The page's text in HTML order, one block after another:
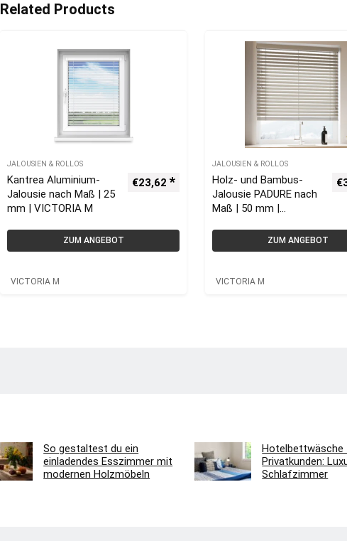
Related Products
JALOUSIEN & ROLLOS
Kantrea Aluminium-
Jalousie nach Maß | 25
mm | VICTORIA M
€23,62
ZUM ANGEBOT
VICTORIA M
JALOUSIEN & ROLLOS
Holz- und Bambus-
Jalousie PADURE nach
Maß | 50 mm |
€
ZUM ANGEBOT
VICTORIA M
So gestaltest du ein
einladendes Esszimmer mit
modernen Holzmöbeln
Hotelbettwäsche
Privatkunden:
Schlafzimmer